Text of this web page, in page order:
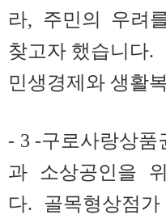
라, 주민의 우려
찾고자 했습니다.
민생경제와 생활
- 3 -구로사랑상
과 소상공인을
다. 골목형상점